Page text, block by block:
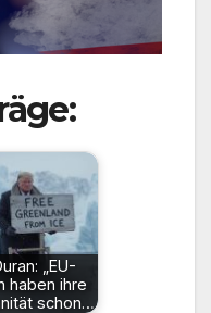
„EU-
haben ihre
schon…